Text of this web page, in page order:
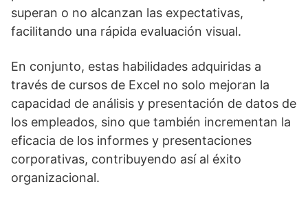
superan o no alcanzan las expectativas,
facilitando una rápida evaluación visual.
En conjunto, estas habilidades adquiridas a
través de cursos de Excel no solo mejoran la
capacidad de análisis y presentación de datos de
los empleados, sino que también incrementan la
eficacia de los informes y presentaciones
corporativas, contribuyendo así al éxito
organizacional.